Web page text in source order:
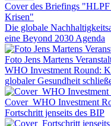
Cover des Briefings "HLPF
Krisen"
Die globale
eine Beyond 2030 Agenda
Foto Jens Martens
WHO Investment Round:
globaler Gesundheit
Cover_WHO Investment
Fortschritt jenseits des BIP